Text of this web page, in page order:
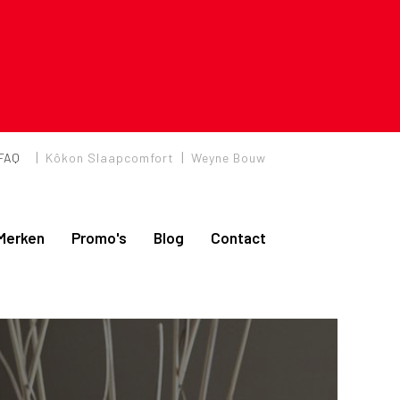
| Kôkon Slaapcomfort | Weyne Bouw
Promo's Blog Contact